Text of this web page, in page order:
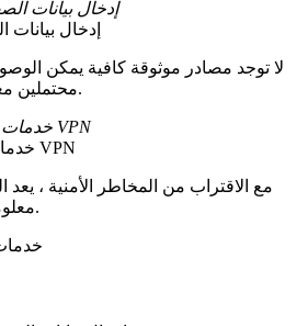
إدخال بيانات
لا توجد مصادر موثوقة كافية يمكن
محتملين معتمدين أو عملاء محتملين.
خدمات إدخال البيانات عن بعد VPN
مع الاقتراب من المخاطر الأمنية ،
معلومات الأعمال أمرًا أساسيًا.